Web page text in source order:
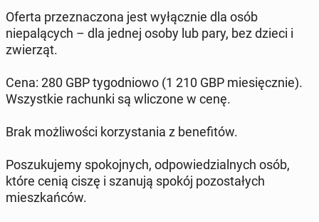
Oferta przeznaczona jest wyłącznie dla osób
niepalących – dla jednej osoby lub pary, bez dzieci i
zwierząt.
Cena: 280 GBP tygodniowo (1 210 GBP miesięcznie).
Wszystkie rachunki są wliczone w cenę.
Brak możliwości korzystania z benefitów.
Poszukujemy spokojnych, odpowiedzialnych osób,
które cenią ciszę i szanują spokój pozostałych
mieszkańców.